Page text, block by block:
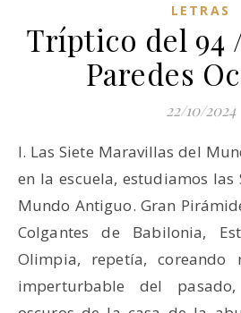
LETRAS
Tríptico del 94
Paredes
22/10/2024
I. Las Siete Maravillas del Mundo Antiguo Ese año,
en la escuela, estudiamos
Mundo Antiguo. Gran
Colgantes de Babilonia,
Olimpia, repetía, coreando
imperturbable del